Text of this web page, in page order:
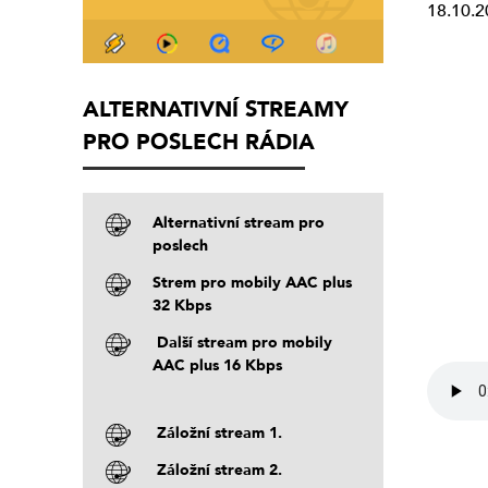
ALTERNATIVNÍ STREAMY
PRO POSLECH RÁDIA
Alternativní stream pro
poslech
Strem pro mobily AAC plus
32 Kbps
Další stream pro mobily
AAC plus 16 Kbps
Záložní stream 1.
Záložní stream 2.